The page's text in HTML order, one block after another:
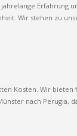
Erfahrung
Wir stehen zu
Kosten. Wir
nach Perugia,